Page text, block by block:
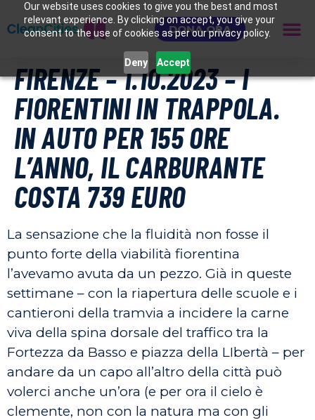
Our website uses cookies to give you the best and most
relevant experience. By clicking on accept, you give your
consent to the use of cookies as per our privacy policy.
Deny Accept
DONA ORA
FIRENZE – 1.10.2023 – I
FIORENTINI IN TRAPPOLA.
IN AUTO PER 155 ORE
L’ANNO, IL CARBURANTE
COSTA 739 EURO
La sensazione che la fluidità non fosse il
punto forte della viabilità fiorentina
l’avevamo avuta da un pezzo. Già in queste
settimane – con la riapertura delle scuole e i
cantieroni della tramvia a incidere la carne
viva della spina dorsale del traffico tra la
Fortezza da Basso e piazza della LIbertà – per
andare da un capo all’altro della città può
volerci anche un’ora (e per ora il cielo è
clemente, non con la natura ma con gli